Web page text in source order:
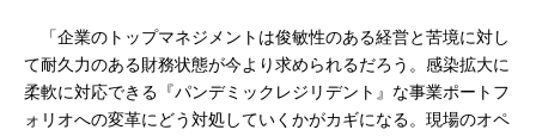
「企業のトップマネジメントは俊敏性のある経営と苦境に対し
て耐久力のある財務状態が今より求められるだろう。感染拡大に
柔軟に対応できる『パンデミックレジリデント』な事業ポートフ
ォリオへの変革にどう対処していくかがカギになる。現場のオペ